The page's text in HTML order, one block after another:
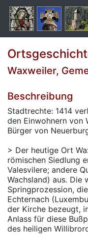
Waxweiler,
Beschreibung
Stadtrechte: 1414
den Einwohnern von
Bürger von
> Der heutige Ort
römischen Siedlung
Valesvilere; andere
Wachsland) aus. Die
Springprozession,
Echternach
der Kirche bezeugt,
Anlass für diese
des heiligen